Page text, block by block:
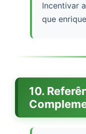
Incentivar
que
10.